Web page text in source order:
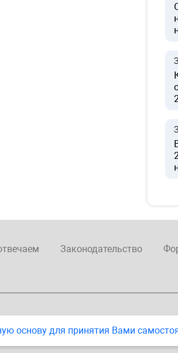
Законодательство
основу для принятия Вами